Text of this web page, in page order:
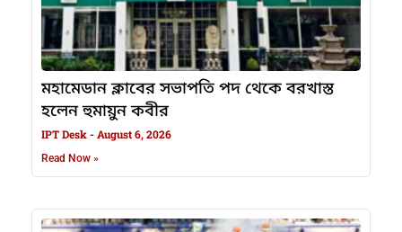
মহামেডান ক্লাবের সভাপতি পদ থেকে বরখাস্ত
হলেন হুমায়ুন কবীর
IPT Desk August 6, 2026
Read Now »